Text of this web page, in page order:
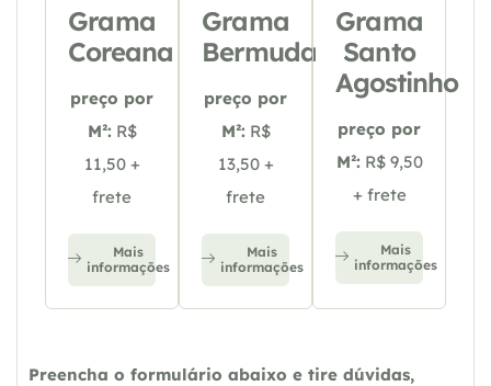
Grama
Coreana
preço por
M²: R$
11,50 +
frete
Mais
informações
Grama
Bermuda
preço por
M²: R$
13,50 +
frete
Mais
informações
Grama
Santo
Agostinho
preço por
M²: R$ 9,50
+ frete
Mais
informações
Preencha o formulário abaixo e tire dúvidas,